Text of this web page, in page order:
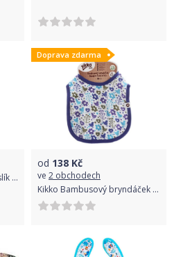
Sterntaler froté bryndák oslík Emmi hvězdičky 7032000
Doprava zdarma
od 138 Kč
ve 2 obchodech
Kikko Bambusový bryndáček BMB Flowers&Birds Boys (s PUL) 2021